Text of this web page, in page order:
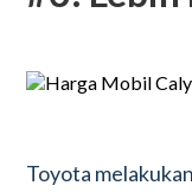
Toyota